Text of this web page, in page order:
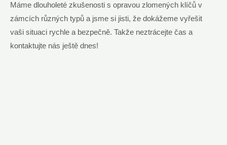
Máme dlouholeté zkušenosti s opravou zlomených klíčů v
zámcích různých typů a jsme si jisti, že dokážeme vyřešit
vaši situaci rychle a bezpečně. Takže neztrácejte čas a
kontaktujte nás ještě dnes!